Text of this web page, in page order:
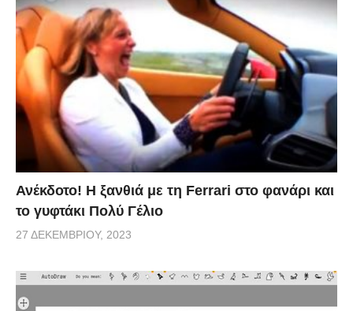
Ανέκδοτο! Η ξανθιά με τη Ferrari στο φανάρι και
το γυφτάκι Πολύ Γέλιο
27 ΔΕΚΕΜΒΡΊΟΥ, 2023